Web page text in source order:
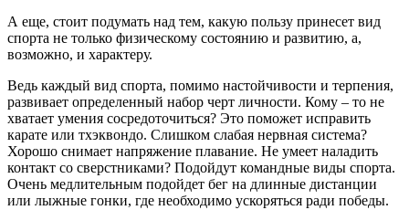
А еще, стоит подумать над тем, какую пользу принесет вид
спорта не только физическому состоянию и развитию, а,
возможно, и характеру.
Ведь каждый вид спорта, помимо настойчивости и терпения,
развивает определенный набор черт личности. Кому – то не
хватает умения сосредоточиться? Это поможет исправить
карате или тхэквондо. Слишком слабая нервная система?
Хорошо снимает напряжение плавание. Не умеет наладить
контакт со сверстниками? Подойдут командные виды спорта.
Очень медлительным подойдет бег на длинные дистанции
или лыжные гонки, где необходимо ускоряться ради победы.